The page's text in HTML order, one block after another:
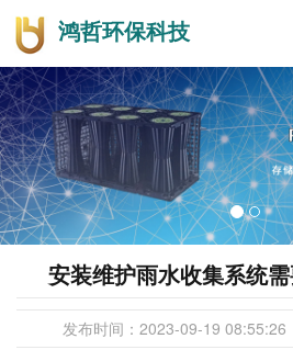
鸿哲环保科技
安装维护雨水收集系统
发布时间： 2023-09-19 08:55:26